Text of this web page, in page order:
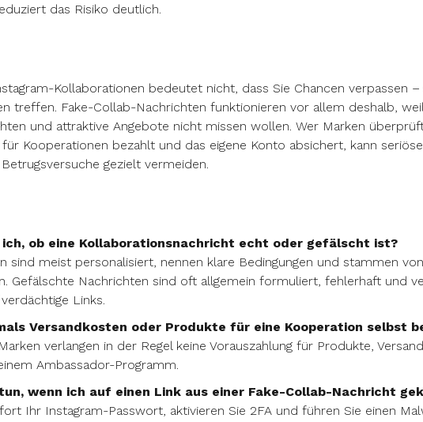
das Risiko deutlich.
Kollaborationen bedeutet nicht, dass Sie Chancen verpassen
treffen. Fake-Collab-Nachrichten funktionieren vor allem deshalb,
und attraktive Angebote nicht missen wollen. Wer Marken
Kooperationen bezahlt und das eigene Konto absichert, kann
gezielt vermeiden.
ich, ob eine Kollaborationsnachricht echt oder gefälscht ist?
sind meist personalisiert, nennen klare Bedingungen und stammen
Gefälschte Nachrichten sind oft allgemein formuliert, fehlerhaft und
Links.
Versandkosten oder Produkte für eine Kooperation selbst
verlangen in der Regel keine Vorauszahlung für Produkte,
Ambassador-Programm.
wenn ich auf einen Link aus einer Fake-Collab-Nachricht
Ihr Instagram-Passwort, aktivieren Sie 2FA und führen Sie einen